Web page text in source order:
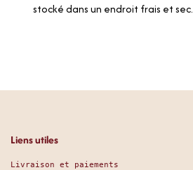
stocké dans un endroit frais et sec.
Liens utiles
Livraison et paiements